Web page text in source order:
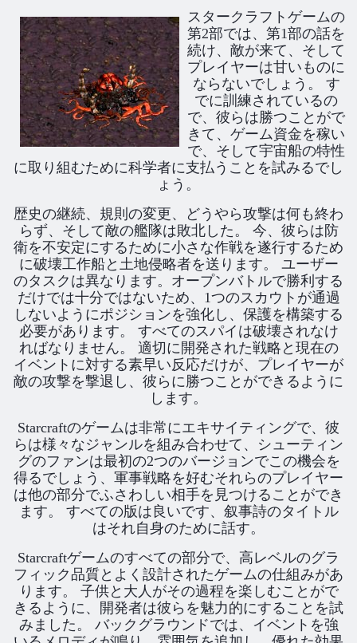
スタークラフトゲームの
第2部では、第1部の話を
続け、敵が来て、そして
プレイヤーは甘いものに
ならないでしょう。 す
でに訓練されているの
で、彼らは勝つことがで
きて、ゲーム資金を稼い
で、そして宇宙船の特性
に取り組むために科学者に支払うことを試みるでし
ょう。
歴史の継続、規則の変更、どうやら攻撃は何も終わ
らず、そして敵の艦隊は敗北した。 今、彼らは防
衛を不安定にするために小さな作戦を遂行するため
に破壊工作船と土地侵略者を送ります。 ユーザー
のタスクは異なります。オープンバトルで勝利する
だけでは十分ではないため、1つのスカウトが通過
しないようにポジションを強化し、保護を構築する
必要があります。 すべてのスパイは破壊されなけ
ればなりません。 適切に開発された戦略と現在の
イベントに対する素早い反応だけが、プレイヤーが
敵の攻撃を撃退し、彼らに勝つことができるように
します。
Starcraftのゲームは非常にエキサイティングで、彼
らは様々なジャンルを組み合わせて、シューティン
グのファンは最初の2つのバージョンでこの機会を
得るでしょう、軍事戦略を好むそれらのプレイヤー
は他の部分でふさわしい相手を見つけることができ
ます。 すべての版は良いです、叙事詩のタイトル
はそれ自身のために話す。
Starcraftゲームのすべての部分で、高レベルのグラ
フィック品質とよく設計されたゲームの仕組みがあ
ります。 子供と大人がその過程を楽しむことがで
きるように、開発者は彼らを魅力的にすることを試
みました。 バックグラウンドでは、イベントを強